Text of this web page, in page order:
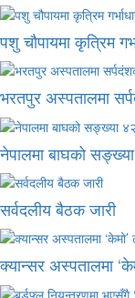
पशु चौपायमा कृत्रिम
भरतपुर अस्पतालमा
नेपालमा बाघको
सर्वदलीय बैठक जारी
क्यान्सर अस्पतालमा